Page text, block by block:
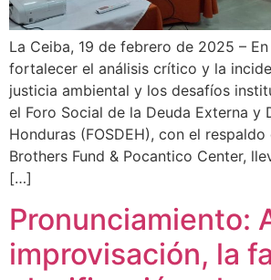
La Ceiba, 19 de febrero de 2025 –
fortalecer el análisis crítico y la
justicia ambiental y los desafíos
el Foro Social de la Deuda Externa y
Honduras (FOSDEH), con el
Brothers Fund & Pocantico Center,
[…]
Pronunciamiento:
improvisación, la